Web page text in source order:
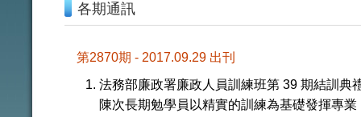
各期通訊
第2870期 - 2017.09.29 出刊
法務部廉政署廉政人員訓練班第 39 期結訓典
陳次長期勉學員以精實的訓練為基礎發揮專業